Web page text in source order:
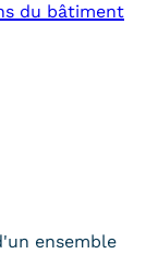
du bâtiment
ensemble